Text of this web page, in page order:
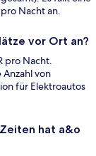
Nacht an.
vor Ort an?
pro Nacht.
von
für Elektroautos
hat a&o